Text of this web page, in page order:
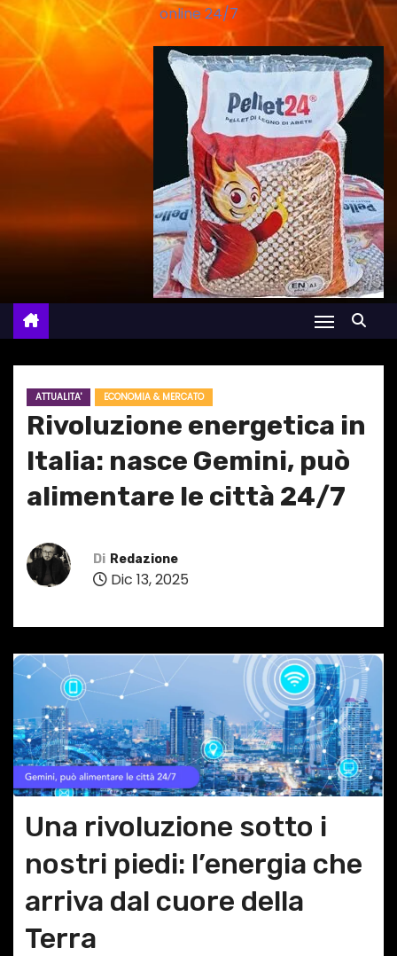
online 24/7
ATTUALITA' ECONOMIA & MERCATO
Rivoluzione energetica in
Italia: nasce Gemini, può
alimentare le città 24/7
Di Redazione
Dic 13, 2025
Una rivoluzione sotto i
nostri piedi: l’energia che
arriva dal cuore della
Terra